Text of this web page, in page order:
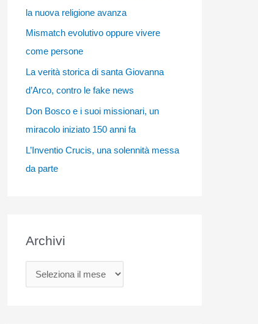
la nuova religione avanza
Mismatch evolutivo oppure vivere
come persone
La verità storica di santa Giovanna
d’Arco, contro le fake news
Don Bosco e i suoi missionari, un
miracolo iniziato 150 anni fa
L’Inventio Crucis, una solennità messa
da parte
Archivi
r